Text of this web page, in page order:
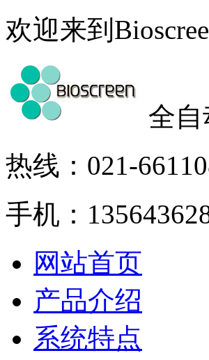
欢迎来到
全
热线：021-
手机：
网站首页
产品介绍
系统特点